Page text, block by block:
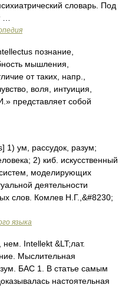
словарь. Под
познание,
мышления,
от таких, напр.,
воля, интуиция,
представляет собой
1) ум, рассудок, разум;
2) киб. искусственный
систем, моделирующих
деятельности
слов. Комлев Н.Г.,&#8230;
языка
Intellekt &LT;лат.
Мыслительная
БАС 1. В статье самым
настоятельная